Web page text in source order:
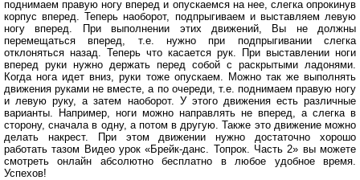
поднимаем правую ногу вперед и опускаемся на нее, слегка опрокинув
корпус вперед. Теперь наоборот, подпрыгиваем и выставляем левую
ногу вперед. При выполнении этих движений, Вы не должны
перемещаться вперед, т.е. нужно при подпрыгивании слегка
отклоняться назад. Теперь что касается рук. При выставлении ноги
вперед руки нужно держать перед собой с раскрытыми ладонями.
Когда нога идет вниз, руки тоже опускаем. Можно так же выполнять
движения руками не вместе, а по очереди, т.е. поднимаем правую ногу
и левую руку, а затем наоборот. У этого движения есть различные
варианты. Например, ноги можно направлять не вперед, а слегка в
сторону, сначала в одну, а потом в другую. Также это движение можно
делать накрест. При этом движении нужно достаточно хорошо
работать тазом Видео урок «Брейк-данс. Топрок. Часть 2» вы можете
смотреть онлайн абсолютно бесплатно в любое удобное время.
Успехов!